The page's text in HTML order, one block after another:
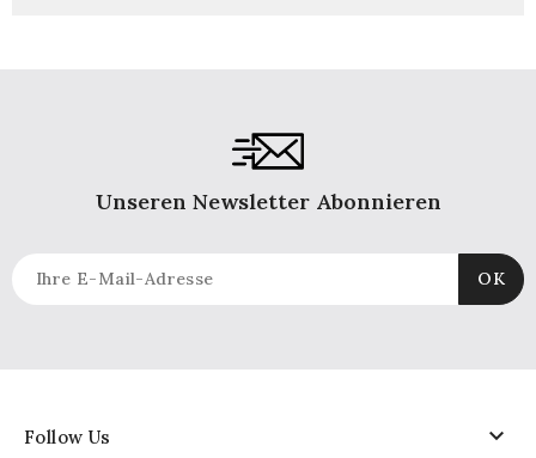
Unseren Newsletter Abonnieren
Follow Us 